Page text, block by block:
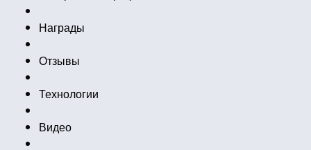
Награды
Отзывы
Технологии
Видео